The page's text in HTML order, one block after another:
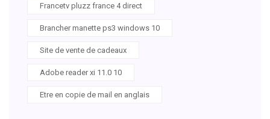
Francetv pluzz france 4 direct
Brancher manette ps3 windows 10
Site de vente de cadeaux
Adobe reader xi 11.0 10
Etre en copie de mail en anglais